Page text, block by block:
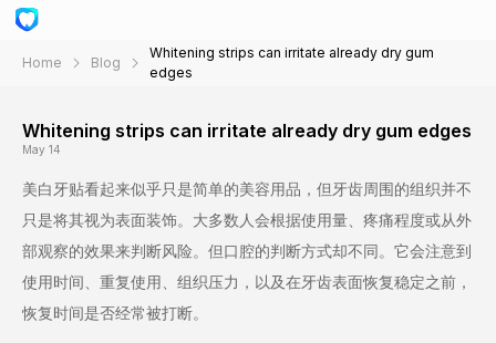
Home Blog
Whitening strips can irritate already dry gum
edges
Whitening strips can irritate already dry gum edges
May 14
美白牙贴看起来似乎只是简单的美容用品，但牙齿周围的组织并不
只是将其视为表面装饰。大多数人会根据使用量、疼痛程度或从外
部观察的效果来判断风险。但口腔的判断方式却不同。它会注意到
使用时间、重复使用、组织压力，以及在牙齿表面恢复稳定之前，
恢复时间是否经常被打断。